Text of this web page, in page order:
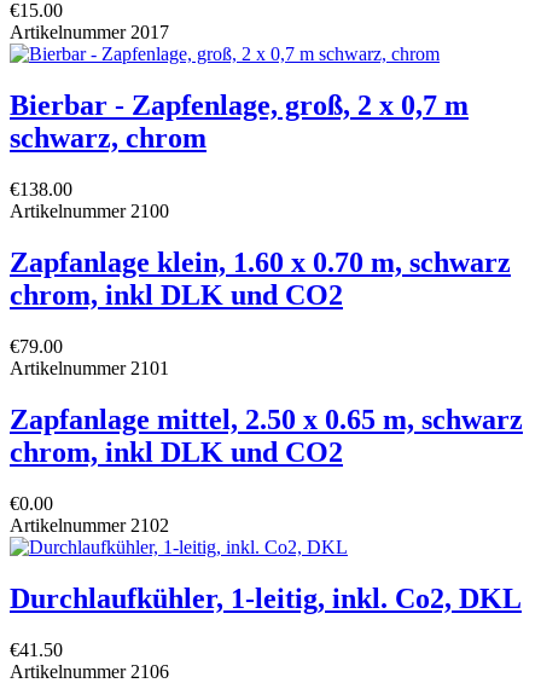
€15.00
Artikelnummer 2017
Bierbar - Zapfenlage, groß, 2 x 0,7 m
schwarz, chrom
€138.00
Artikelnummer 2100
Zapfanlage klein, 1.60 x 0.70 m, schwarz
chrom, inkl DLK und CO2
€79.00
Artikelnummer 2101
Zapfanlage mittel, 2.50 x 0.65 m, schwarz
chrom, inkl DLK und CO2
€0.00
Artikelnummer 2102
Durchlaufkühler, 1-leitig, inkl. Co2, DKL
€41.50
Artikelnummer 2106